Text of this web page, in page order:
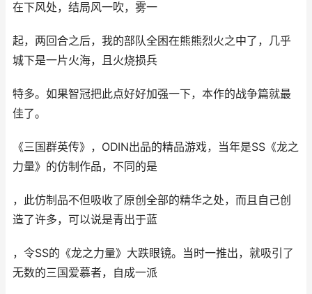
在下风处，结局风一吹，雾一
起，两回合之后，我的部队全困在熊熊烈火之中了，几乎
城下是一片火海，且火烧损兵
特多。如果智冠把此点好好加强一下，本作的战争篇就最
佳了。
《三国群英传》，ODIN出品的精品游戏，当年是SS《龙之
力量》的仿制作品，不同的是
，此仿制品不但吸收了原创全部的精华之处，而且自己创
造了许多，可以说是青出于蓝
，令SS的《龙之力量》大跌眼镜。当时一推出，就吸引了
无数的三国爱慕者，自成一派